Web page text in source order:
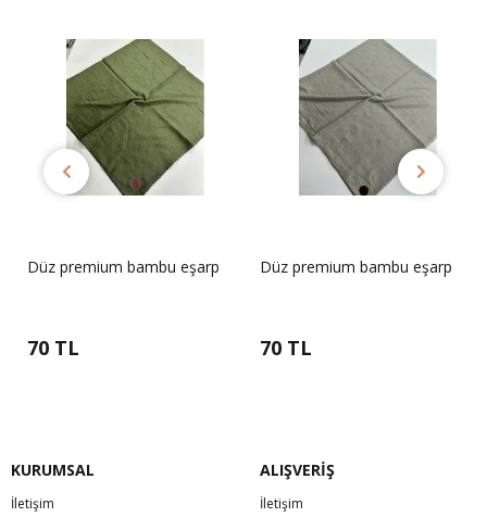
Düz premium bambu eşarp
70 TL
Düz premium bambu eşarp
70 TL
KURUMSAL
İletişim
ALIŞVERİŞ
İletişim